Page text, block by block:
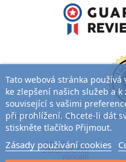
Jsme hrdí na to, že můžeme
Tato webová stránka
ke zlepšení našich služeb a
související s vašimi
při prohlížení. Chcete-li dát
stiskněte tlačítko Přijmout.
Zásady používání cookies